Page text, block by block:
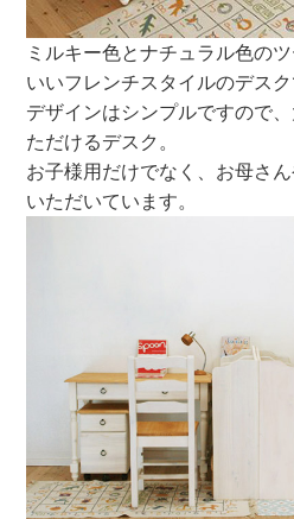
ミルキー色とナチュラル色の
いいフレンチスタイルのデスク
デザインはシンプルですので
ただけるデスク。
お子様用だけでなく、お母さ
いただいています。